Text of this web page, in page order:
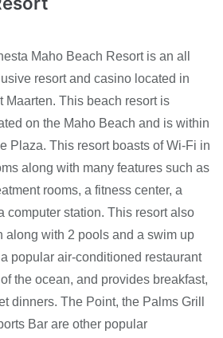
Maho Beach Resort is an all
resort and casino located in
Maarten. This beach resort is
on the Maho Beach and is within
Plaza. This resort boasts of Wi-Fi in
along with many features such as
rooms, a fitness center, a
computer station. This resort also
along with 2 pools and a swim up
popular air-conditioned restaurant
the ocean, and provides breakfast,
dinners. The Point, the Palms Grill
Bar are other popular